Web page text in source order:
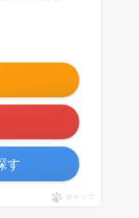
す
ポチップ